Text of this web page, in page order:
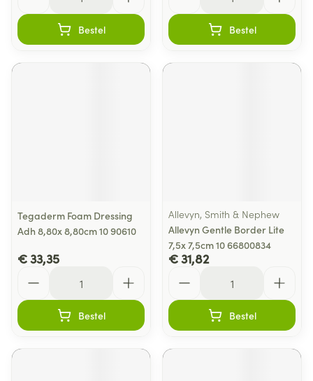
Bestel Bestel
Tegaderm Foam Dressing
Adh 8,80x 8,80cm 10 90610
€ 33,35
Bestel
Allevyn, Smith & Nephew
Allevyn Gentle Border Lite
7,5x 7,5cm 10 66800834
€ 31,82
Bestel